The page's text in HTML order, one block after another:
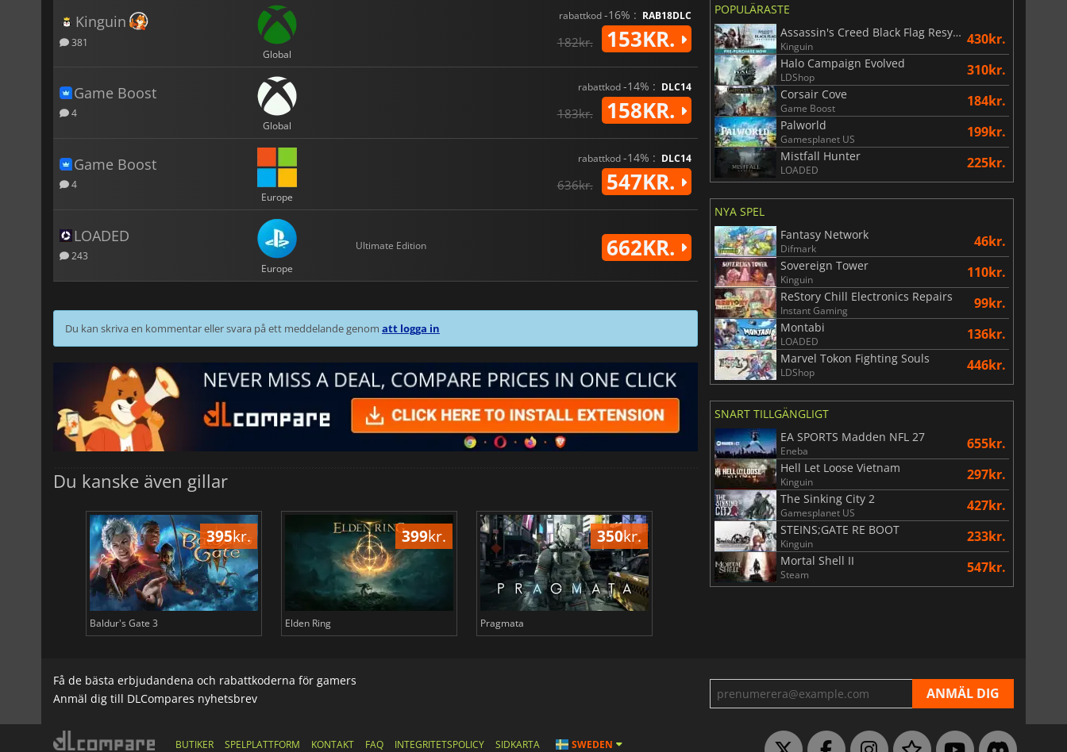
Kinguin
381
Global
rabattkod-16% : RAB18DLC
182kr. 153KR.
Game Boost
4
Global
rabattkod-14% : DLC14
183kr. 158KR.
Game Boost
4
Europe
rabattkod-14% : DLC14
636kr. 547KR.
LOADED
243
Europe
Ultimate Edition 662KR.
Du kan skriva en kommentar eller svara på ett meddelande genom att logga in
Du kanske även gillar
395kr.
Baldur's Gate 3
399kr.
Elden Ring
350kr.
Pragmata
74kr. 170
POPULÄRASTE
Assassin's Creed Black Flag Resynced
Kinguin 430kr.
Halo Campaign Evolved
LDShop 310kr.
Corsair Cove
Game Boost 184kr.
Palworld
Gamesplanet US 199kr.
Mistfall Hunter
LOADED 225kr.
NYA SPEL
Fantasy Network
Difmark 46kr.
Sovereign Tower
Kinguin 110kr.
ReStory Chill Electronics Repairs
Instant Gaming 99kr.
Montabi
LOADED 136kr.
Marvel Tokon Fighting Souls
LDShop 446kr.
SNART TILLGÄNGLIGT
EA SPORTS Madden NFL 27
Eneba 655kr.
Hell Let Loose Vietnam
Kinguin 297kr.
The Sinking City 2
Gamesplanet US 427kr.
STEINS;GATE RE BOOT
Kinguin 233kr.
Mortal Shell II
Steam 547kr.
Få de bästa erbjudandena och rabattkoderna för gamers
Anmäl dig till DLCompares nyhetsbrev
BUTIKER SPELPLATTFORM KONTAKT FAQ INTEGRITETSPOLICY SIDKARTA SWEDEN